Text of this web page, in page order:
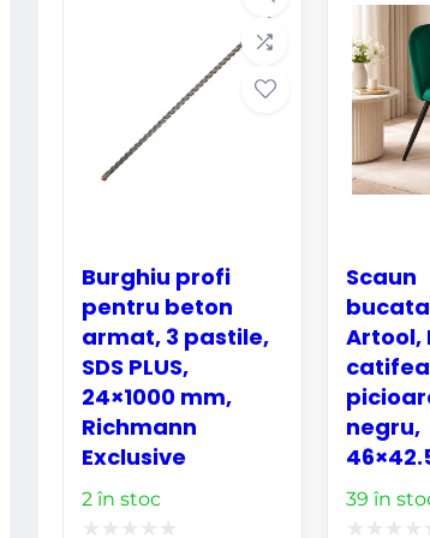
Burghiu profi
pentru beton
armat, 3 pastile,
SDS PLUS,
24×1000 mm,
Richmann
Exclusive
2 în stoc
Scaun
Artool,
negru,
39 în